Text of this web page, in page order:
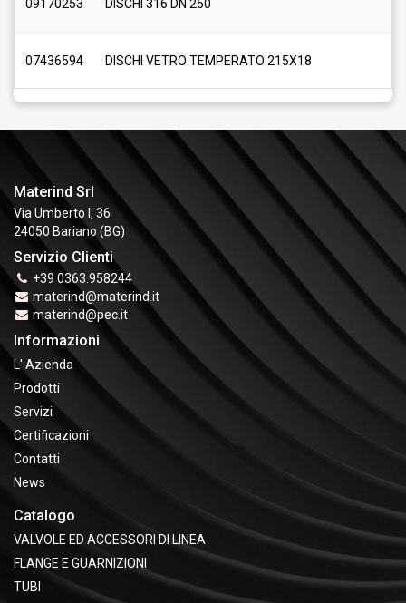
09170253 DISCHI 316 DN 250
07436594 DISCHI VETRO TEMPERATO 215X18
Materind Srl
Via Umberto I, 36
24050 Bariano (BG)
Servizio Clienti
+39 0363.958244
materind@materind.it
materind@pec.it
Informazioni
L' Azienda
Prodotti
Servizi
Certificazioni
Contatti
News
Catalogo
VALVOLE ED ACCESSORI DI LINEA
FLANGE E GUARNIZIONI
TUBI